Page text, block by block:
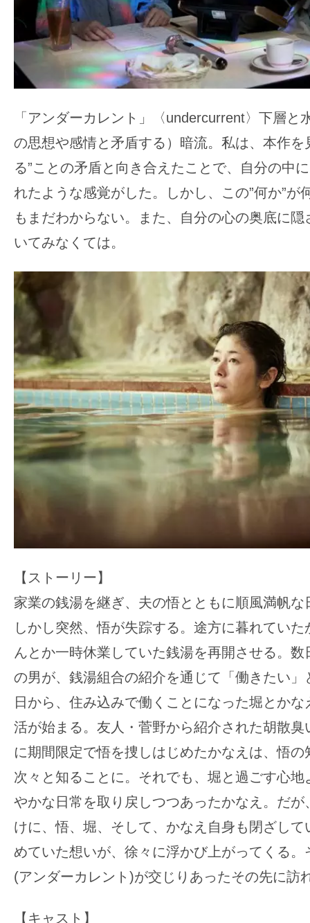
「アンダーカレント」〈undercurrent〉下層と
の思想や感情と矛盾する）暗流。私は、本作を
る”ことの矛盾と向き合えたことで、自分の中
れたような感覚がした。しかし、この”何か”が
もまだわからない。また、自分の心の奥底に
いてみなくては。
【ストーリー】
家業の銭湯を継ぎ、夫の悟とともに順風満帆
しかし突然、悟が失踪する。途方に暮れてい
んとか一時休業していた銭湯を再開させる。
の男が、銭湯組合の紹介を通じて「働きたい」
日から、住み込みで働くことになった堀とか
活が始まる。友人・菅野から紹介された胡散臭
に期間限定で悟を捜しはじめたかなえは、悟の
次々と知ることに。それでも、堀と過ごす心
やかな日常を取り戻しつつあったかなえ。だが
けに、悟、堀、そして、かなえ自身も閉ざし
めていた想いが、徐々に浮かび上がってくる
(アンダーカレント)が交じりあったその先に訪
【キャスト】